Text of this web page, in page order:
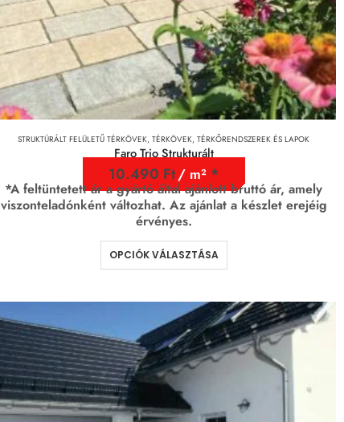
STRUKTÚRÁLT FELÜLETŰ TÉRKÖVEK,TÉRKÖVEK, TÉRKŐRENDSZEREK ÉS LAPOK
Faro Trio Strukturált
10.490 Ft/ m²
*A feltüntetett ár a gyártó által ajánlott bruttó ár, amely
viszonteladónként változhat. Az ajánlat a készlet erejéig
érvényes.
OPCIÓK VÁLASZTÁSA